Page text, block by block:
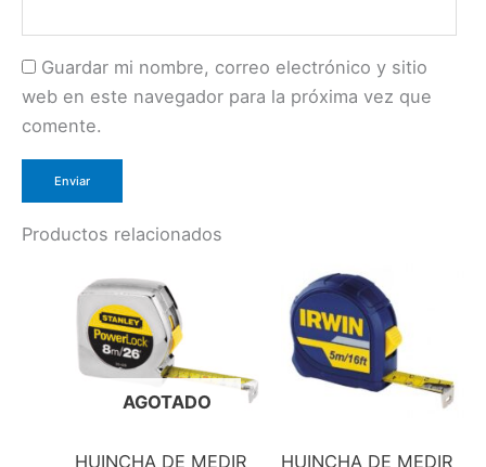
Guardar mi nombre, correo electrónico y sitio
web en este navegador para la próxima vez que
comente.
Productos relacionados
AGOTADO
HUINCHA DE MEDIR
HUINCHA DE MEDIR